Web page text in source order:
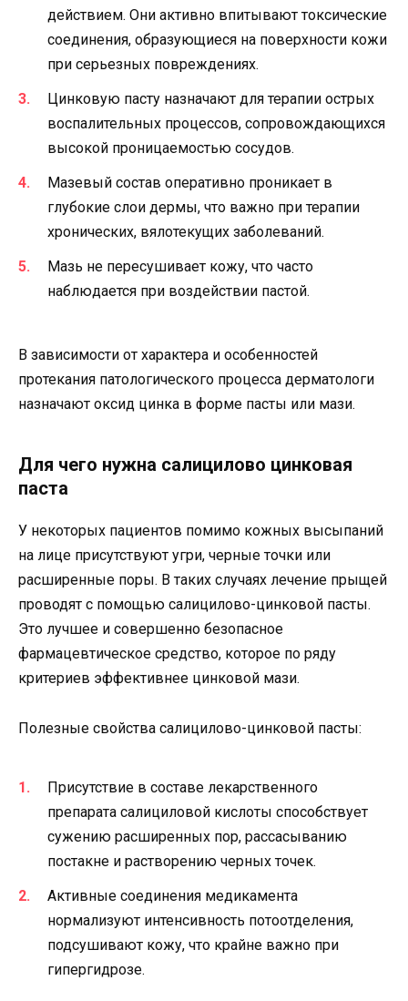
действием. Они активно впитывают токсические
соединения, образующиеся на поверхности кожи
при серьезных повреждениях.
Цинковую пасту назначают для терапии острых
воспалительных процессов, сопровождающихся
высокой проницаемостью сосудов.
Мазевый состав оперативно проникает в
глубокие слои дермы, что важно при терапии
хронических, вялотекущих заболеваний.
Мазь не пересушивает кожу, что часто
наблюдается при воздействии пастой.
В зависимости от характера и особенностей
протекания патологического процесса дерматологи
назначают оксид цинка в форме пасты или мази.
Для чего нужна салицилово цинковая
паста
У некоторых пациентов помимо кожных высыпаний
на лице присутствуют угри, черные точки или
расширенные поры. В таких случаях лечение прыщей
проводят с помощью салицилово-цинковой пасты.
Это лучшее и совершенно безопасное
фармацевтическое средство, которое по ряду
критериев эффективнее цинковой мази.
Полезные свойства салицилово-цинковой пасты:
Присутствие в составе лекарственного
препарата салициловой кислоты способствует
сужению расширенных пор, рассасыванию
постакне и растворению черных точек.
Активные соединения медикамента
нормализуют интенсивность потоотделения,
подсушивают кожу, что крайне важно при
гипергидрозе.